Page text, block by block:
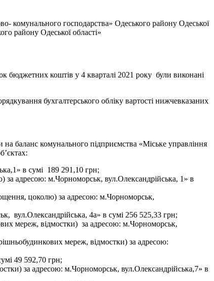
комунального господарства» Одеського району Одеської
району Одеської області»
бюджетних коштів у 4 кварталі 2021 року були виконані
бухгалтерського обліку вартості нижчевказаних
баланс комунального підприємства «Міське управління
в сумі 189 291,10 грн;
адресою: м.Чорноморськ, вул.Олександрійська, 1» в
цоколю) за адресою: м.Чорноморськ,
вул.Олександрійська, 4а» в сумі 256 525,33 грн;
мереж, відмостки) за адресою: м.Чорноморськ,
мереж, відмостки) за адресою:
49 592,70 грн;
за адресою: м.Чорноморськ, вул.Олександрійська,7» в